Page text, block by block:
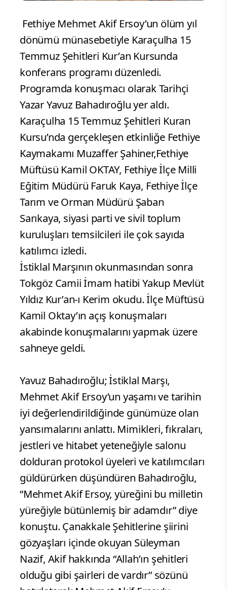
Fethiye Mehmet Akif Ersoy’un ölüm yıl
dönümü münasebetiyle Karaçulha 15
Temmuz Şehitleri Kur’an Kursunda
konferans programı düzenledi.
Programda konuşmacı olarak Tarihçi
Yazar Yavuz Bahadıroğlu yer aldı.
Karaçulha 15 Temmuz Şehitleri Kuran
Kursu’nda gerçekleşen etkinliğe Fethiye
Kaymakamı Muzaffer Şahiner,Fethiye
Müftüsü Kamil OKTAY, Fethiye İlçe Milli
Eğitim Müdürü Faruk Kaya, Fethiye İlçe
Tarım ve Orman Müdürü Şaban
Sarıkaya, siyasi parti ve sivil toplum
kuruluşları temsilcileri ile çok sayıda
katılımcı izledi.
İstiklal Marşının okunmasından sonra
Tokgöz Camii İmam hatibi Yakup Mevlüt
Yıldız Kur’an-ı Kerim okudu. İlçe Müftüsü
Kamil Oktay’ın açış konuşmaları
akabinde konuşmalarını yapmak üzere
sahneye geldi.
Yavuz Bahadıroğlu; İstiklal Marşı,
Mehmet Akif Ersoy’un yaşamı ve tarihin
iyi değerlendirildiğinde günümüze olan
yansımalarını anlattı. Mimikleri, fıkraları,
jestleri ve hitabet yeteneğiyle salonu
dolduran protokol üyeleri ve katılımcıları
güldürürken düşündüren Bahadıroğlu,
“Mehmet Akif Ersoy, yüreğini bu milletin
yüreğiyle bütünlemiş bir adamdır” diye
konuştu. Çanakkale Şehitlerine şiirini
gözyaşları içinde okuyan Süleyman
Nazif, Akif hakkında “Allah’ın şehitleri
olduğu gibi şairleri de vardır” sözünü